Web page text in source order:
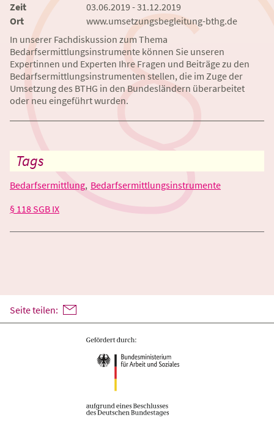
Zeit
03.06.2019 - 31.12.2019
Ort
www.umsetzungsbegleitung-bthg.de
In unserer Fachdiskussion zum Thema
Bedarfsermittlungsinstrumente können Sie unseren
Expertinnen und Experten Ihre Fragen und Beiträge zu den
Bedarfsermittlungsinstrumenten stellen, die im Zuge der
Umsetzung des BTHG in den Bundesländern überarbeitet
oder neu eingeführt wurden.
Tags
Bedarfsermittlung Bedarfsermittlungsinstrumente
§ 118 SGB IX
Seite teilen: